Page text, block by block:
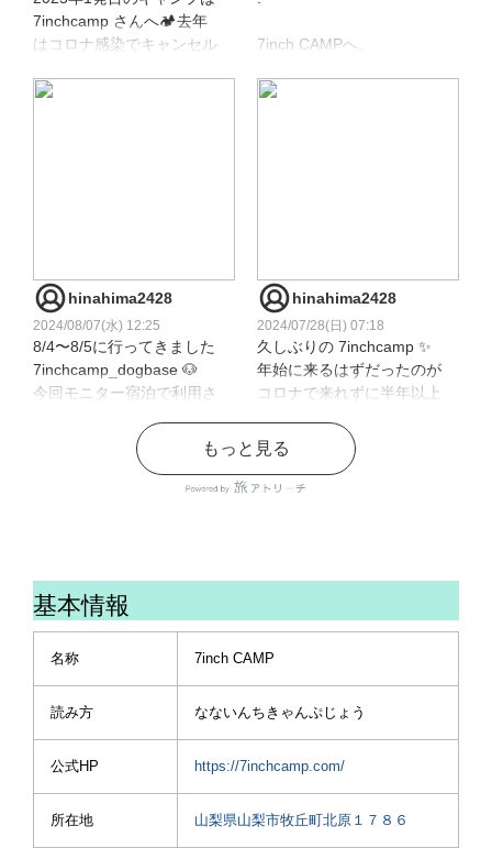
7inchcamp さんへ🏕️去年
はコロナ感染でキャンセル
を克服💪し無事にキャンプ
4泊キャンプ🏕️とは羨まし
いぃ〜🤤
是非またどこかでお会いい
たしましょう🤝✨
#cave #nerudesignworks
者 #キャンプギア #キャン
プ好きな人と繋がりたい #
ソロキャンプ #ソロキャン
#7inchcamp #アトリーチ
で応援
7inch CAMPへ。
キャンプ場全体がきれいに
リベンジするぞ！
▶︎ 𝘼𝙙𝙫𝙚𝙣𝙩𝙪𝙧𝙚 𝙞𝙨 𝙤𝙪𝙩
𝙩𝙝𝙚𝙧𝙚!
#キャンプ#camp
#キャンプ好き
#キャンプ好きな人と繋が
りたい
#camphack取材
#campic掲載
#goout
#campzine掲載希望
#アトリーチで応援
hinahima2428
2024/08/07(水) 12:25
8/4〜8/5に行ってきました
7inchcamp_dogbase 🐶
今回モニター宿泊で利用さ
とにかく広いサイトでワン
ちゃん連れにはもってこい
のキャンプ場🏕️この時期
した🐶
#アポロンtc #ogawa #幕
男 #幕男くろまるち
#thearth #thearth_six #ア
アンテーブル碧空jr
#nagae_factory #キャンプ
#キャンプ初心者 #キャン
ー #キャンプ好きな人と繋
がりたい #ファミキャン #
hinahima2428
2024/07/28(日) 07:18
久しぶりの 7inchcamp ✨
年始に来るはずだったのが
コロナで来れずに半年以上
あっ💦それと
y_j.o0424 さん本当に助か
ソログルでもファミグルで
しょうねー😊
デザインサーカスtcdx #サ
ーカスtcdxekal #アイアン
テーブル #アイアンテーブ
碧空jr #アイアンテーブル
連結 #nagae_factory #キ
もっと見る
基本情報
名称 7inch CAMP
読み方 なないんちきゃんぷじょう
公式HP https://7inchcamp.com/
所在地 山梨県山梨市牧丘町北原１７８６